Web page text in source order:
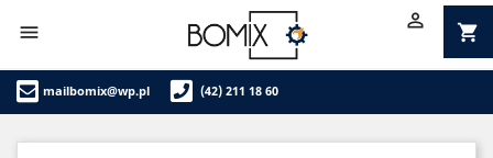
 shopping_cart

mailbomix@wp.pl (42) 211 18 60